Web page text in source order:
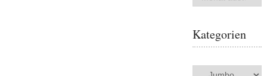
Kategorien
Kategorien